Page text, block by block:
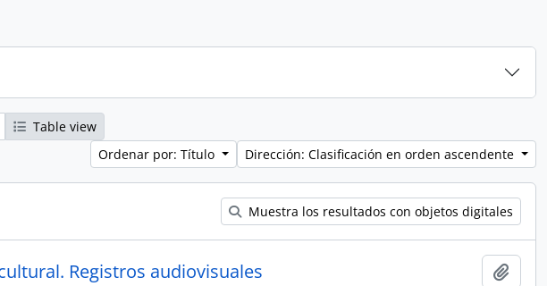
Table view
Ordenar por: Título
Dirección: Clasificación en orden ascendente
Muestra los resultados con objetos digitales
Registros audiovisuales